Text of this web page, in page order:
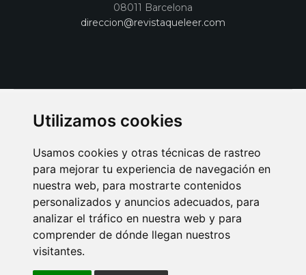
Utilizamos cookies
Usamos cookies y otras técnicas de rastreo
para mejorar tu experiencia de navegación en
nuestra web, para mostrarte contenidos
personalizados y anuncios adecuados, para
analizar el tráfico en nuestra web y para
comprender de dónde llegan nuestros
visitantes.
08011 Barcelona
direccion@revistaqueleer.com
AVISO LEGAL POLITICA DE COOKIES
POLITICA DE PRIVACIDAD
PUBLICIDAD EN LA REVISTA QUÉ LEER
SORTEO-PREESTRENOS
SUSCRIPCIONES